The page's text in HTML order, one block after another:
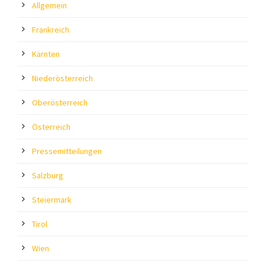
Allgemein
Frankreich
Kärnten
Niederösterreich
Oberösterreich
Österreich
Pressemitteilungen
Salzburg
Steiermark
Tirol
Wien